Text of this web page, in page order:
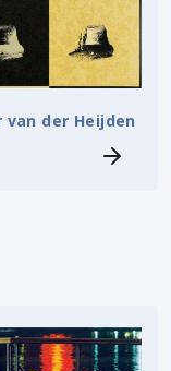
van der Heijden